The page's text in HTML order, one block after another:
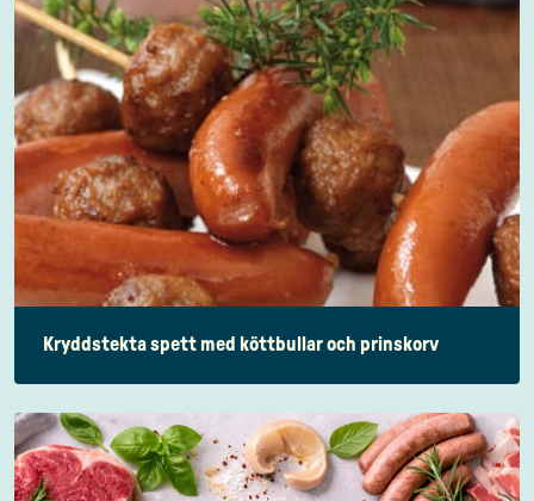
Kryddstekta spett med köttbullar och prinskorv